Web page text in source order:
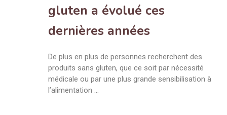
gluten a évolué ces
dernières années
De plus en plus de personnes recherchent des
produits sans gluten, que ce soit par nécessité
médicale ou par une plus grande sensibilisation à
l’alimentation …